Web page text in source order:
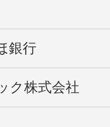
銀行
ク株式会社